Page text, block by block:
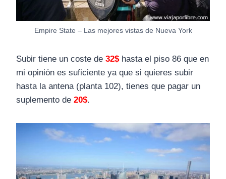
Empire State – Las mejores vistas de Nueva York
Subir tiene un coste de 32$ hasta el piso 86 que en
mi opinión es suficiente ya que si quieres subir
hasta la antena (planta 102), tienes que pagar un
suplemento de 20$.